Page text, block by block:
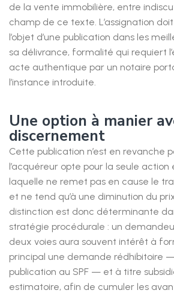
de la vente immobilière, entre
champ de ce texte. L’assignation
l’objet d’une publication dans les
sa délivrance, formalité qui requiert
acte authentique par un notaire
l’instance introduite.
Une option à manier
discernement
Cette publication n’est en revanche
l’acquéreur opte pour la seule action
laquelle ne remet pas en cause le
et ne tend qu’à une diminution du
distinction est donc déterminante
stratégie procédurale : un
deux voies aura souvent intérêt à
principal une demande rédhibitoire
publication au SPF — et à titre
estimatoire, afin de cumuler les